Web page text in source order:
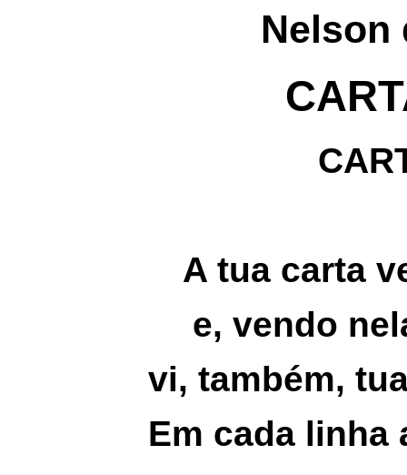
Nelson
A tua carta
e, vendo
vi, também,
Em cada linha